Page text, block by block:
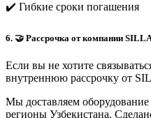
✔️ Гибкие сроки погашения
6. 🤝 Рассрочка от компании
Если вы не хотите
внутреннюю рассрочку от
Мы доставляем
регионы Узбекистана.